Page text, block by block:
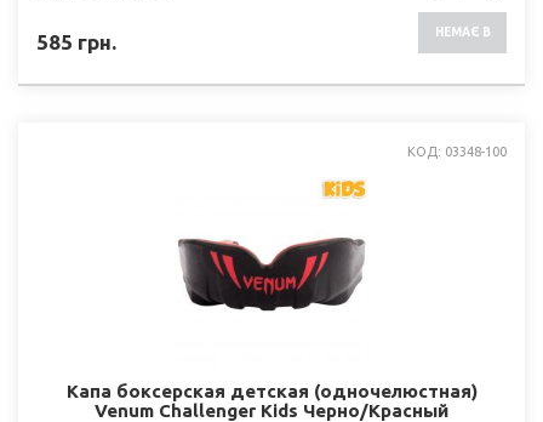
585 грн. НЕМАЄ В
КОД: 03348-100
Капа боксерская детская (одночелюстная)
Venum Challenger Kids Черно/Красный